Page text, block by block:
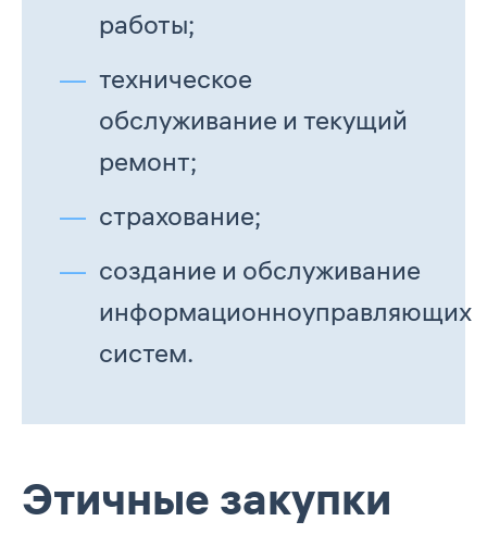
работы;
техническое
обслуживание и текущий
ремонт;
страхование;
создание и обслуживание
информационноуправляющих
систем.
Этичные закупки